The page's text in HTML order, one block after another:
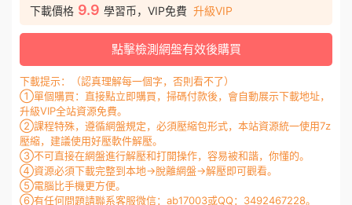
下載價格 9.9 學習币，VIP免費 升級VIP
點擊檢測網盤有效後購買
下載提示：（認真理解每一個字，否則看不了）
①單個購買：直接點立即購買，掃碼付款後，會自動展示下載地址，
升級VIP全站資源免費。
②課程特殊，遵循網盤規定，必須壓縮包形式，本站資源統一使用7z
壓縮，建議使用好壓軟件解壓。
③不可直接在網盤進行解壓和打開操作，容易被和諧，你懂的。
④資源必須下載完整到本地→脫離網盤→解壓即可觀看。
⑤電腦比手機更方便。
⑥有任何問題請聯系客服微信：ab17003或QQ：3492467228。